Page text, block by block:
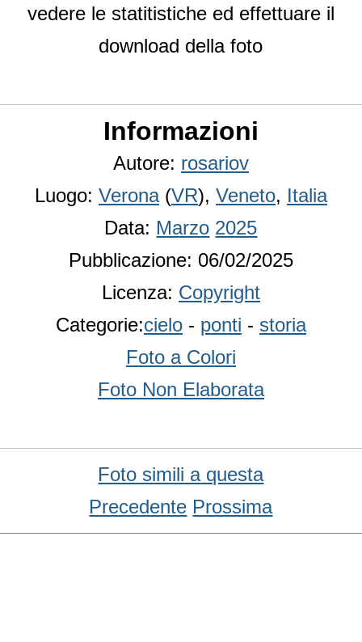
vedere le statitistiche ed effettuare il
download della foto
Informazioni
Autore: rosariov
Luogo: Verona(VR), Veneto, Italia
Data: Marzo 2025
Pubblicazione: 06/02/2025
Licenza: Copyright
Categorie:cielo - ponti - storia
Foto a Colori
Foto Non Elaborata
Foto simili a questa
Precedente Prossima